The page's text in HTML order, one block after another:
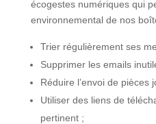
écogestes numériques qui
environnemental de nos
Trier régulièrement ses
Supprimer les emails
Réduire l’envoi de pièces
Utiliser des liens de
pertinent ;